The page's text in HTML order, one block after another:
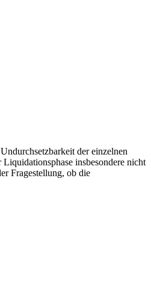
der einzelnen
insbesondere nicht
Fragestellung, ob die